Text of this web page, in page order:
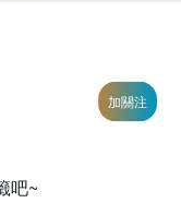
加關注
吧~